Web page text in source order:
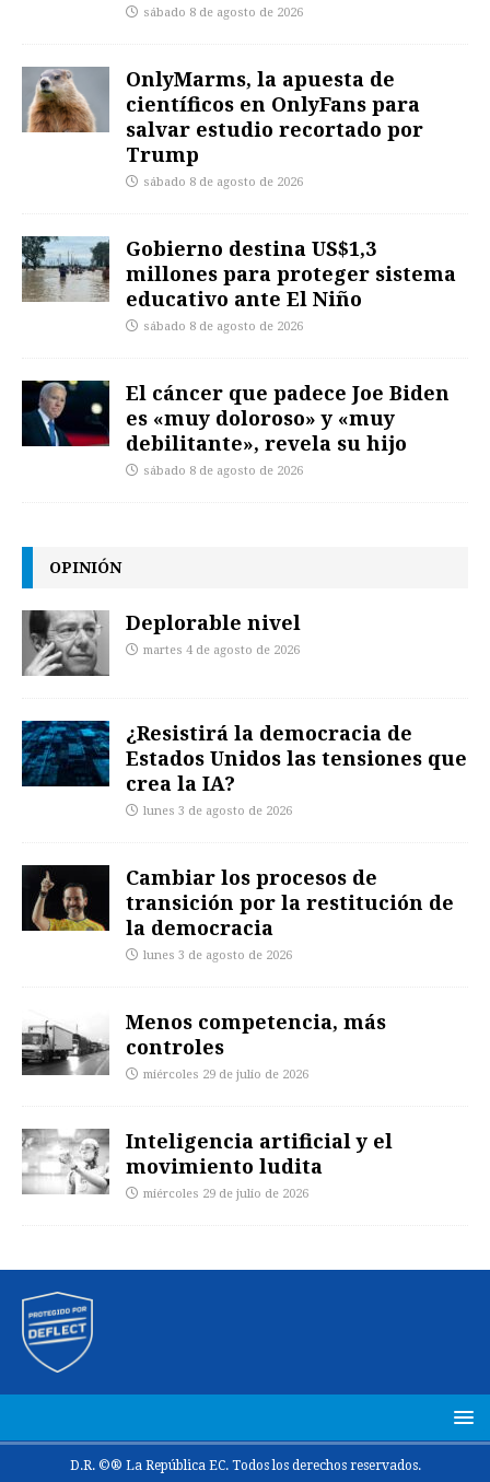
sábado 8 de agosto de 2026
OnlyMarms, la apuesta de
científicos en OnlyFans para
salvar estudio recortado por
Trump
sábado 8 de agosto de 2026
Gobierno destina US$1,3
millones para proteger sistema
educativo ante El Niño
sábado 8 de agosto de 2026
El cáncer que padece Joe Biden
es «muy doloroso» y «muy
debilitante», revela su hijo
sábado 8 de agosto de 2026
OPINIÓN
Deplorable nivel
martes 4 de agosto de 2026
¿Resistirá la democracia de
Estados Unidos las tensiones que
crea la IA?
lunes 3 de agosto de 2026
Cambiar los procesos de
transición por la restitución de
la democracia
lunes 3 de agosto de 2026
Menos competencia, más
controles
miércoles 29 de julio de 2026
Inteligencia artificial y el
movimiento ludita
miércoles 29 de julio de 2026
D.R. ©® La República EC. Todos los derechos reservados.